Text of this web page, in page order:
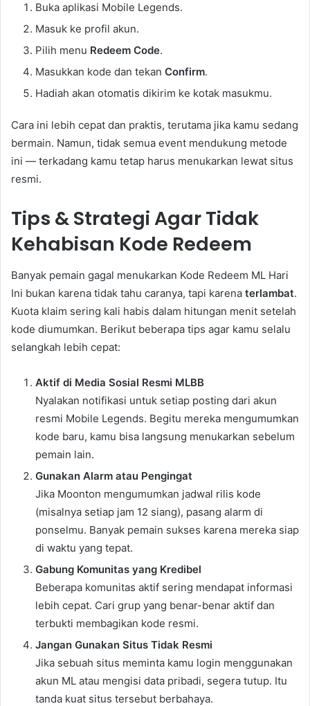
Buka aplikasi Mobile Legends.
Masuk ke profil akun.
Pilih menu Redeem Code.
Masukkan kode dan tekan Confirm.
Hadiah akan otomatis dikirim ke kotak masukmu.
Cara ini lebih cepat dan praktis, terutama jika kamu sedang
bermain. Namun, tidak semua event mendukung metode
ini — terkadang kamu tetap harus menukarkan lewat situs
resmi.
Tips & Strategi Agar Tidak
Kehabisan Kode Redeem
Banyak pemain gagal menukarkan Kode Redeem ML Hari
Ini bukan karena tidak tahu caranya, tapi karena terlambat.
Kuota klaim sering kali habis dalam hitungan menit setelah
kode diumumkan. Berikut beberapa tips agar kamu selalu
selangkah lebih cepat:
Aktif di Media Sosial Resmi MLBB
Nyalakan notifikasi untuk setiap posting dari akun
resmi Mobile Legends. Begitu mereka mengumumkan
kode baru, kamu bisa langsung menukarkan sebelum
pemain lain.
Gunakan Alarm atau Pengingat
Jika Moonton mengumumkan jadwal rilis kode
(misalnya setiap jam 12 siang), pasang alarm di
ponselmu. Banyak pemain sukses karena mereka siap
di waktu yang tepat.
Gabung Komunitas yang Kredibel
Beberapa komunitas aktif sering mendapat informasi
lebih cepat. Cari grup yang benar-benar aktif dan
terbukti membagikan kode resmi.
Jangan Gunakan Situs Tidak Resmi
Jika sebuah situs meminta kamu login menggunakan
akun ML atau mengisi data pribadi, segera tutup. Itu
tanda kuat situs tersebut berbahaya.